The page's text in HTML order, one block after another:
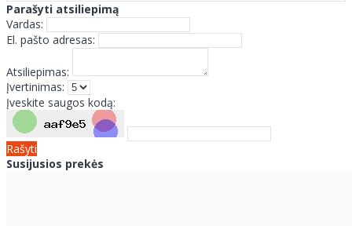
Parašyti atsiliepimą
Vardas:
El. pašto adresas:
Atsiliepimas:
Įvertinimas:
Įveskite saugos kodą:
Rašyti
Susijusios prekės